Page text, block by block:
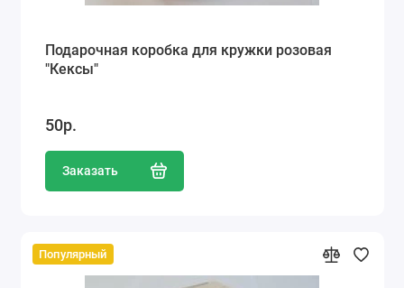
Подарочная коробка для кружки розовая
"Кексы"
50р.
Заказать
Популярный